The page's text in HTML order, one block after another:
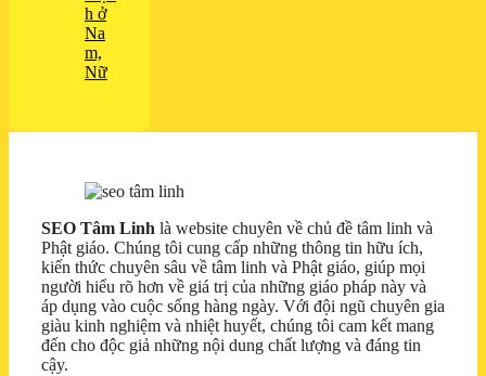
h ở
Na
m,
Nữ
SEO Tâm Linh là website chuyên về chủ đề tâm linh và
Phật giáo. Chúng tôi cung cấp những thông tin hữu ích,
kiến thức chuyên sâu về tâm linh và Phật giáo, giúp mọi
người hiểu rõ hơn về giá trị của những giáo pháp này và
áp dụng vào cuộc sống hàng ngày. Với đội ngũ chuyên gia
giàu kinh nghiệm và nhiệt huyết, chúng tôi cam kết mang
đến cho độc giả những nội dung chất lượng và đáng tin
cậy.